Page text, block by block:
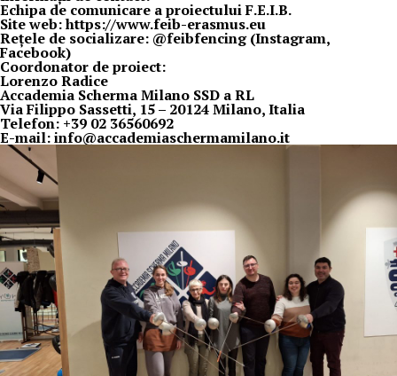
Echipa de comunicare a proiectului F.E.I.B.
Site web: https://www.feib-erasmus.eu
Rețele de socializare: @feibfencing (Instagram,
Facebook)
Coordonator de proiect:
Lorenzo Radice
Accademia Scherma Milano SSD a RL
Via Filippo Sassetti, 15 – 20124 Milano, Italia
Telefon: +39 02 36560692
E-mail: info@accademiaschermamilano.it